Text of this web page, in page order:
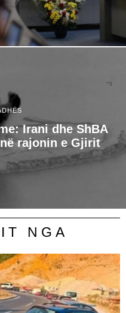
Irani dhe ShBA
rajonin e Gjirit
NGA